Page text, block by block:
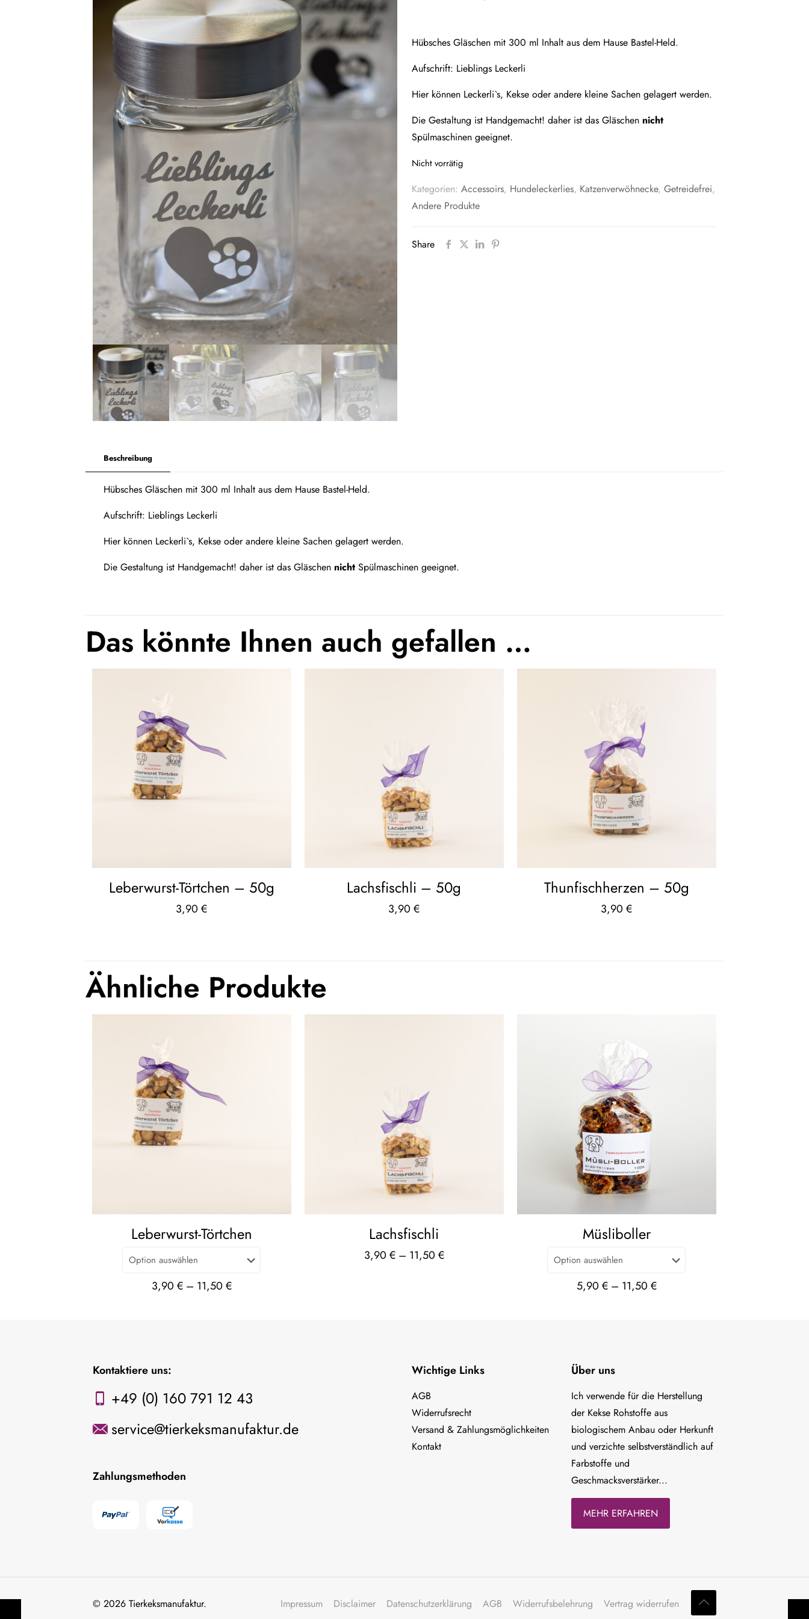
Hübsches Gläschen mit 300 ml Inhalt aus dem Hause Bastel-Held.
Aufschrift: Lieblings Leckerli
Hier können Leckerli`s, Kekse oder andere kleine Sachen gelagert werden.
Die Gestaltung ist Handgemacht! daher ist das Gläschen nicht
Spülmaschinen geeignet.
Nicht vorrätig
Kategorien: Accessoirs, Hundeleckerlies, Katzenverwöhnecke, Getreidefrei,
Andere Produkte
Share
Beschreibung
Hübsches Gläschen mit 300 ml Inhalt aus dem Hause Bastel-Held.
Aufschrift: Lieblings Leckerli
Hier können Leckerli`s, Kekse oder andere kleine Sachen gelagert werden.
Die Gestaltung ist Handgemacht! daher ist das Gläschen nicht Spülmaschinen geeignet.
Das könnte Ihnen auch gefallen …
Leberwurst-Törtchen – 50g
3,90€
Lachsfischli – 50g
3,90€
Thunfischherzen – 50g
3,90€
Ähnliche Produkte
Leberwurst-Törtchen
3,90 €– 11,50 €
Lachsfischli
3,90 €– 11,50 €
Müsliboller
5,90 €– 11,50 €
Kontaktiere uns:
+49 (0) 160 791 12 43
service@tierkeksmanufaktur.de
Zahlungsmethoden
Wichtige Links
AGB
Widerrufsrecht
Versand & Zahlungsmöglichkeiten
Kontakt
Über uns
Ich verwende für die Herstellung
der Kekse Rohstoffe aus
biologischem Anbau oder Herkunft
und verzichte selbstverständlich auf
Farbstoffe und
Geschmacksverstärker...
MEHR ERFAHREN
© 2026 Tierkeksmanufaktur. Impressum Disclaimer Datenschutzerklärung AGB Widerrufsbelehrung Vertrag widerrufen